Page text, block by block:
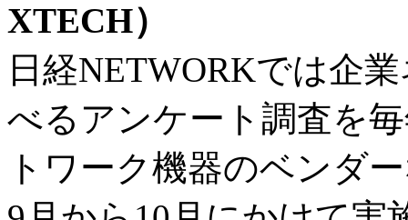
XTECH）
日経NETWORKでは企
べるアンケート調査を
トワーク機器のベンダ